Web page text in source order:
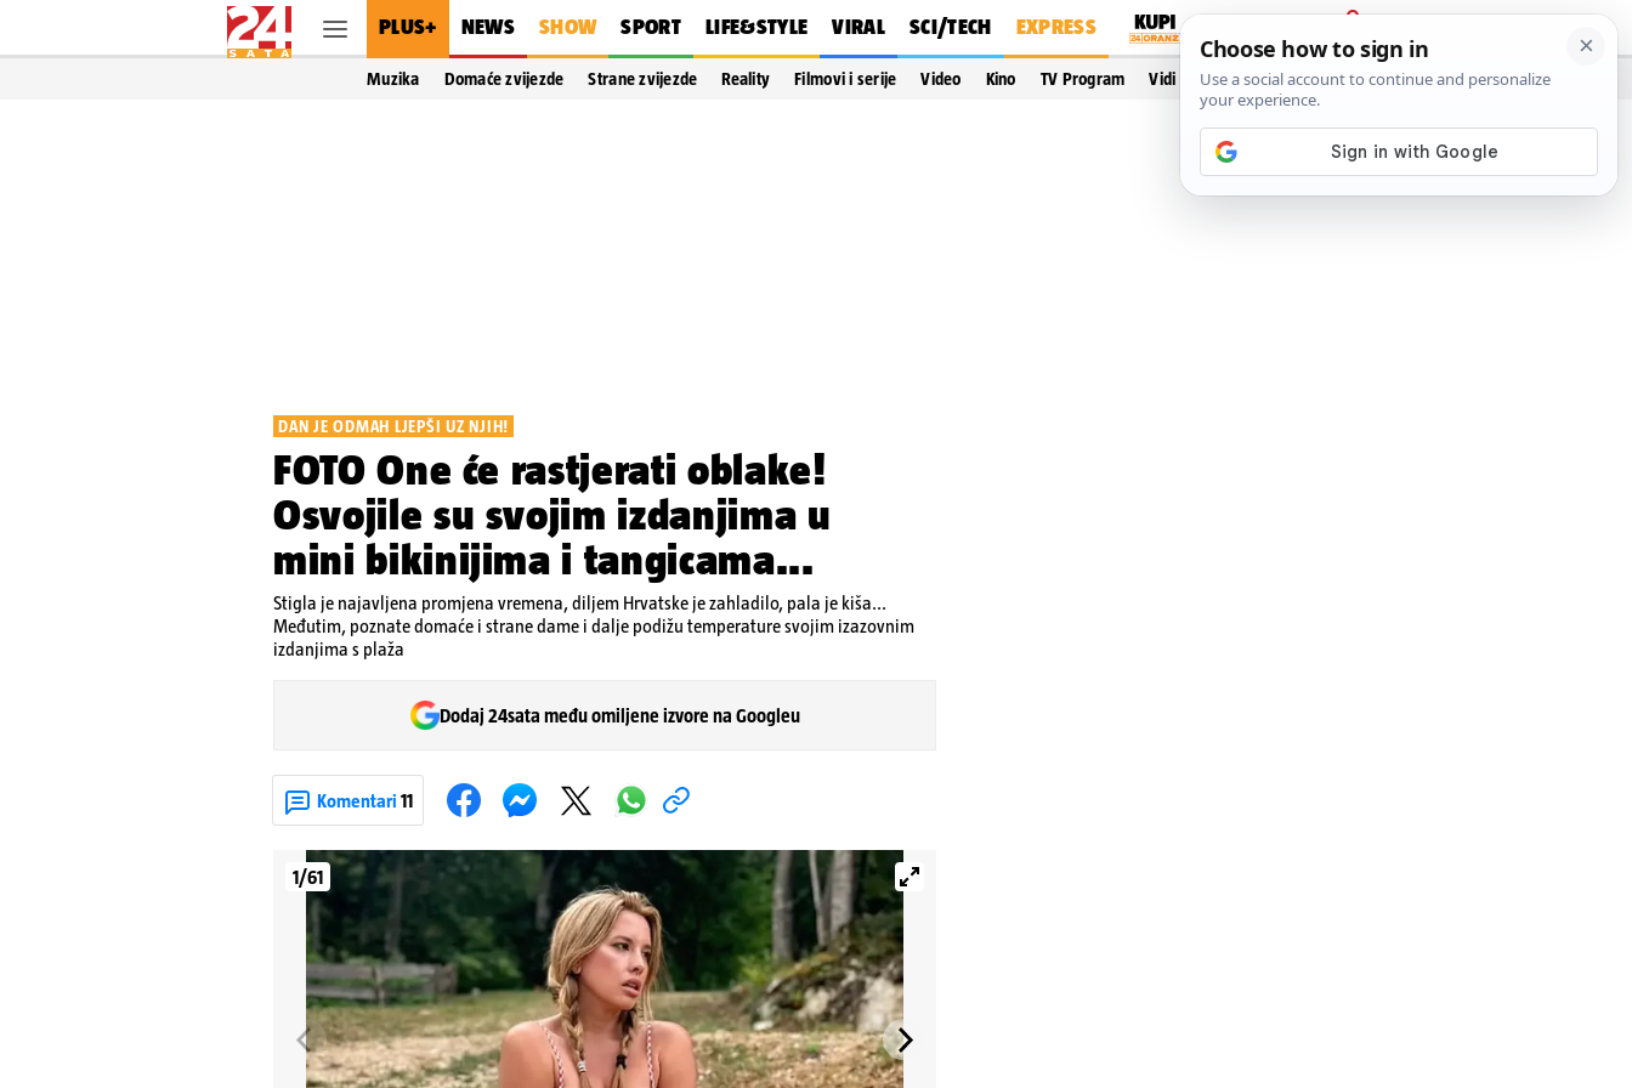
PLUS+ NEWS SHOW SPORT LIFE&STYLE VIRAL SCI/TECH EXPRESS
PRIJAVA
Muzika Domaće zvijezde Strane zvijezde Reality Filmovi i serije Video Kino TV Program Vidi još…
DAN JE ODMAH LJEPŠI UZ NJIH!
FOTO One će rastjerati oblake!
Osvojile su svojim izdanjima u
mini bikinijima i tangicama...
Stigla je najavljena promjena vremena, diljem Hrvatske je zahladilo, pala je kiša...
Međutim, poznate domaće i strane dame i dalje podižu temperature svojim izazovnim
izdanjima s plaža
Dodaj 24sata među omiljene izvore na Googleu
Komentari 11
1/61